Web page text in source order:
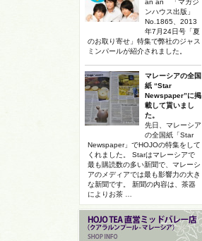
an an 「マガジ
ンハウス出版」
No.1865、2013
年7月24日号「夏
のお取り寄せ」特集で弊社のジャス
ミンパールが紹介されました。
マレーシアの全国
紙 “Star
Newspaper”に掲
載して貰いまし
た。
先日、マレーシア
の全国紙「Star
Newspaper」でHOJOの特集をして
くれました。 Starはマレーシアで
最も購読数の多い新聞で、マレーシ
アのメディアでは最も影響力の大き
な新聞です。 新聞の内容は、茶器
によりお茶 …